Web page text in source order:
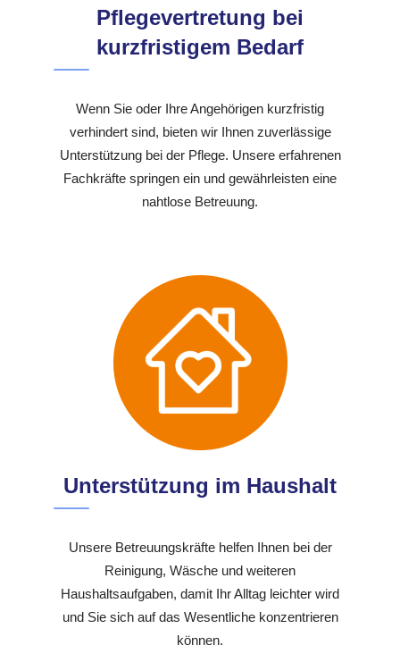
Pflegevertretung bei
kurzfristigem Bedarf
Wenn Sie oder Ihre Angehörigen kurzfristig
verhindert sind, bieten wir Ihnen zuverlässige
Unterstützung bei der Pflege. Unsere erfahrenen
Fachkräfte springen ein und gewährleisten eine
nahtlose Betreuung.
Unterstützung im Haushalt
Unsere Betreuungskräfte helfen Ihnen bei der
Reinigung, Wäsche und weiteren
Haushaltsaufgaben, damit Ihr Alltag leichter wird
und Sie sich auf das Wesentliche konzentrieren
können.